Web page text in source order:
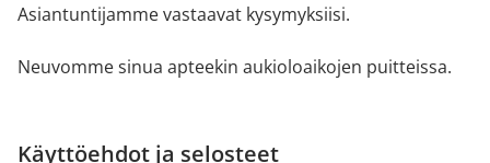
Asiantuntijamme vastaavat kysymyksiisi.
Neuvomme sinua apteekin aukioloaikojen puitteissa.
Käyttöehdot ja selosteet